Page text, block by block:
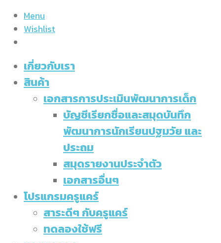
Menu
Wishlist
เกี่ยวกับเรา
สินค้า
เอกสารการประเมินพัฒนาการเด็ก
บัญชีเรียกชื่อและสมุดบันทึก
พัฒนาการนักเรียนปฐมวัย และ
ประถม
สมุดรายงานประจำตัว
เอกสารอื่นๆ
โปรแกรมครูแคร์
สาระดีๆ กับครูแคร์
ทดลองใช้ฟรี